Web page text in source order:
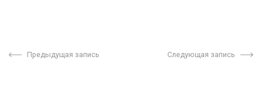
Предыдущая запись Следующая запись